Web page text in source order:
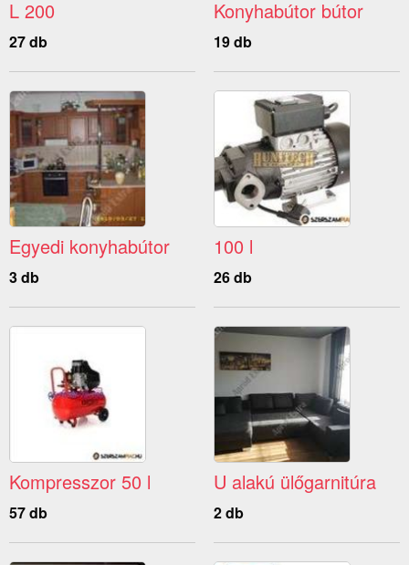
L 200
27 db
Konyhabútor bútor
19 db
Egyedi konyhabútor
3 db
100 l
26 db
Kompresszor 50 l
57 db
U alakú ülőgarnitúra
2 db